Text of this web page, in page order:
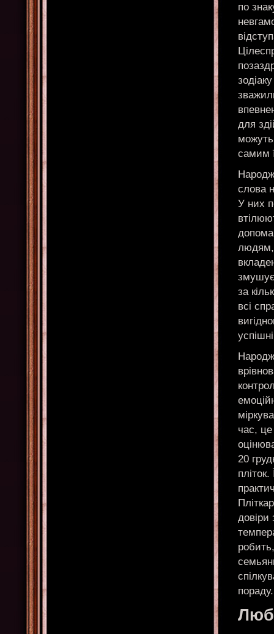
по
для
самим
слова
У них
людям,
за
всі
час,
20
пораду.